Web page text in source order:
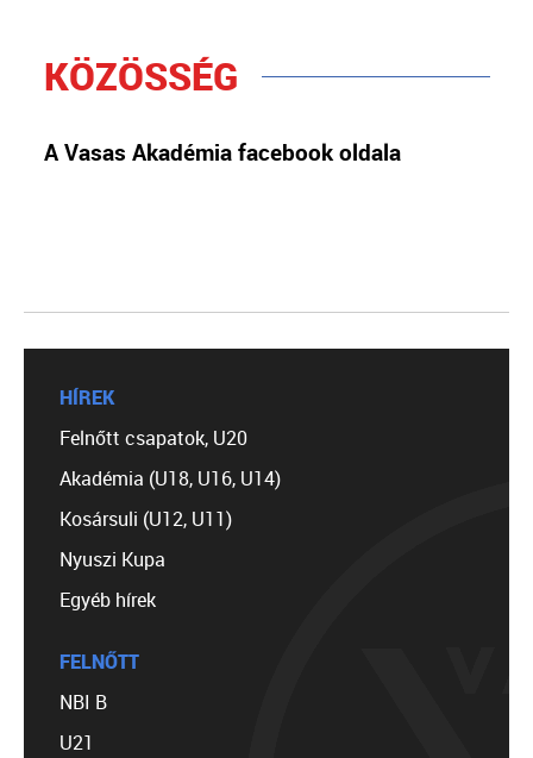
KÖZÖSSÉG
A Vasas Akadémia facebook oldala
HÍREK
Felnőtt csapatok, U20
Akadémia (U18, U16, U14)
Kosársuli (U12, U11)
Nyuszi Kupa
Egyéb hírek
FELNŐTT
NBI B
U21